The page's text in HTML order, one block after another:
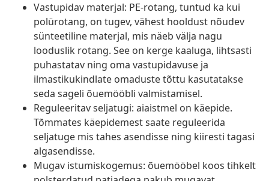
Vastupidav materjal: PE-rotang, tuntud ka kui
polürotang, on tugev, vähest hooldust nõudev
sünteetiline materjal, mis näeb välja nagu
looduslik rotang. See on kerge kaaluga, lihtsasti
puhastatav ning oma vastupidavuse ja
ilmastikukindlate omaduste tõttu kasutatakse
seda sageli õuemööbli valmistamisel.
Reguleeritav seljatugi: aiaistmel on käepide.
Tõmmates käepidemest saate reguleerida
seljatuge mis tahes asendisse ning kiiresti tagasi
algasendisse.
Mugav istumiskogemus: õuemööbel koos tihkelt